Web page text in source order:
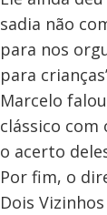
sadia não
para nos
para
Marcelo
clássico com
o acerto
Por fim, o
Dois